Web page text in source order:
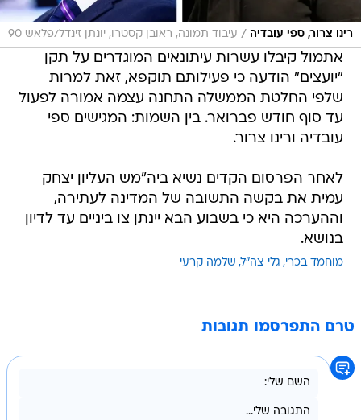
רינו צרור, ספי עובדיה / עיבוד תמונה, ראובן קסטרו, יונתן זינדל/פלאש 90
אתמול קיבלו עשרות עיתונאים המוגדרים על תקן
"יועצים" הודעה כי פעילותם תוקפא, זאת למרות
שלפי החלטת הממשלה התחנה עצמה אמורה לפעול
עד סוף חודש פברואר. בין השמות: המגישים ספי
עובדיה ורינו צרור.
לאחר הפרסום הקדים נשיא ביה"מש העליון יצחק
עמית את בקשה התשובה של המדינה לעתירה,
וההערכה היא כי בשבוע הבא יינתן צו ביניים עד לדיון
בנושא.
מוחמד בכרי גלי צה"ל שלמה קרעי
טרם התפרסמו תגובות